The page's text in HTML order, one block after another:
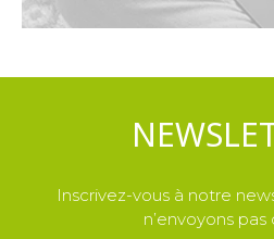
Inscrivez-vous à notre
n’envoyons pas